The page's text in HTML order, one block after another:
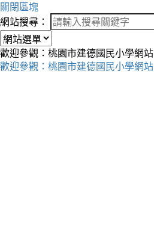
關閉區塊
網站搜尋：
歡迎參觀：桃園市建德國民小學網站
歡迎參觀：桃園市建德國民小學網站